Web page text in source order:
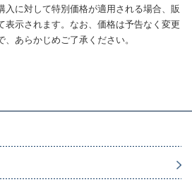
入に対して特別価格が適用される場合、販
表示されます。なお、価格は予告なく変更
あらかじめご了承ください。